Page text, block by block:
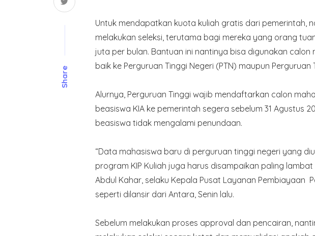
Share
Untuk mendapatkan kuota kuliah gratis dari pemerintah,
melakukan seleksi, terutama bagi mereka yang orang
juta per bulan. Bantuan ini nantinya bisa digunakan
baik ke Perguruan Tinggi Negeri (PTN) maupun Perguruan
Alurnya, Perguruan Tinggi wajib mendaftarkan calon
beasiswa KIA ke pemerintah segera sebelum 31 Agustus
beasiswa tidak mengalami penundaan.
“Data mahasiswa baru di perguruan tinggi negeri yang
program KIP Kuliah juga harus disampaikan paling lambat
Abdul Kahar, selaku Kepala Pusat Layanan Pembiayaan
seperti dilansir dari Antara, Senin lalu.
Sebelum melakukan proses approval dan pencairan,